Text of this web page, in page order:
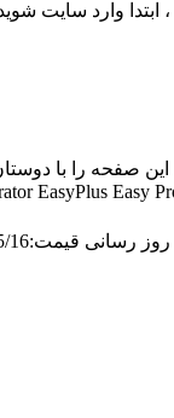
وارد سایت
صفحه را با
روز رسانی قیمت:16